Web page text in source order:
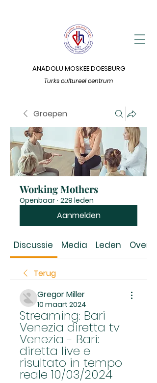
Turks cultureel centrum
ANADOLU MOSKEE DOESBURG
Groepen
Working Mothers
Openbaar · 229 leden
Aanmelden
Discussie Media Leden Over
Terug
Gregor Miller
10 maart 2024
Streaming: Bari
Venezia diretta tv
Venezia - Bari:
diretta live e
risultato in tempo
reale 10/03/2024